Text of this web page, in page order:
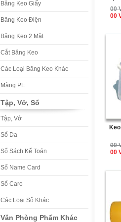
Băng Keo Giấy
Băng Keo Điện
Băng Keo 2 Mặt
Cắt Băng Keo
Các Loại Băng Keo Khác
Màng PE
Tập, Vở, Sổ
Tập, Vở
Sổ Da
Sổ Sách Kế Toán
Sổ Name Card
Sổ Caro
Các Loại Sổ Khác
Văn Phòng Phẩm Khác
00
00
00
00